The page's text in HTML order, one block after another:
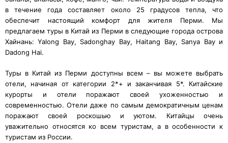
в течение года составляет около 25 градусов тепла, что
обеспечит настоящий комфорт для жителя Перми. Мы
предлагаем туры в Китай из Перми в следующие города острова
Хайнань: Yalong Bay, Sadonghay Bay, Haitang Bay, Sanya Bay и
Dadong Hai.
Туры в Китай из Перми доступны всем – вы можете выбрать
отели, начиная от категории 2*+ и заканчивая 5*. Китайские
курорты и отели поражают своей ухоженностью и
современностью. Отели даже по самым демократичным ценам
поражают своей роскошью и уютом. Китайцы очень
уважительно относятся ко всем туристам, а в особенности к
туристам из России.